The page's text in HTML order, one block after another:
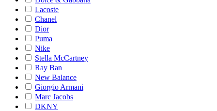
Lacoste
Chanel
Dior
Puma
Nike
Stella McCartney
Ray Ban
New Balance
Giorgio Armani
Marc Jacobs
DKNY